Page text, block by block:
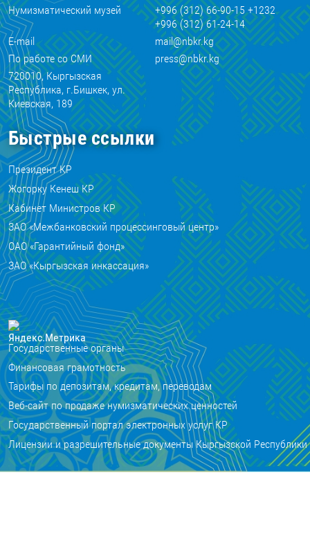
Нумизматический музей
+996 (312) 66-90-15 +1232
+996 (312) 61-24-14
E-mail
mail@nbkr.kg
По работе со СМИ
press@nbkr.kg
720010, Кыргызская
Республика, г.Бишкек, ул.
Киевская, 189
Быстрые ссылки
Президент КР
Жогорку Кенеш КР
Кабинет Министров КР
ЗАО «Межбанковский процессинговый центр»
ОАО «Гарантийный фонд»
ЗАО «Кыргызская инкассация»
Государственные органы
Финансовая грамотность
Тарифы по депозитам, кредитам, переводам
Веб-сайт по продаже нумизматических ценностей
Государственный портал электронных услуг КР
Лицензии и разрешительные документы Кыргызской Республики